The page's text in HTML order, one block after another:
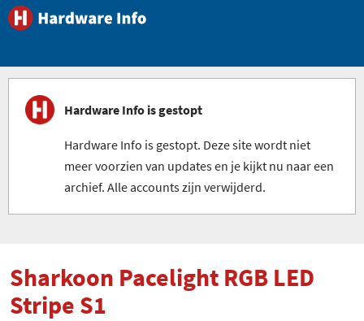
Hardware Info is gestopt
Hardware Info is gestopt. Deze site wordt niet
meer voorzien van updates en je kijkt nu naar een
archief. Alle accounts zijn verwijderd.
Sharkoon Pacelight RGB LED
Stripe S1